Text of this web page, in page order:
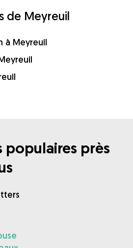
de Meyreuil
à Meyreuil
populaires près